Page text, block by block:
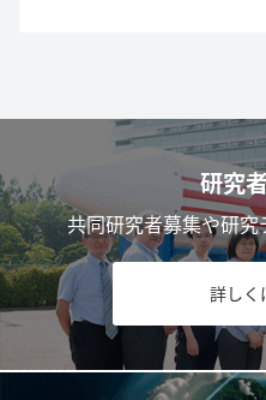
研究
共同研究者募集や研
詳しく